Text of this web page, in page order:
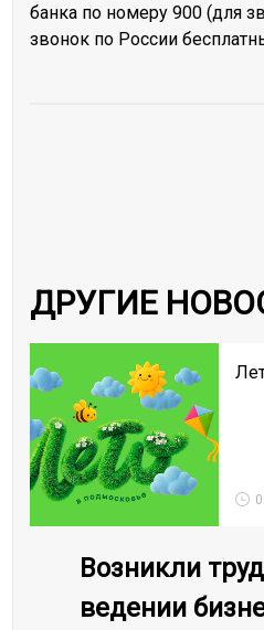
банка по номеру 900 (для
звонок по России
ДРУГИЕ
Возникли
ведении